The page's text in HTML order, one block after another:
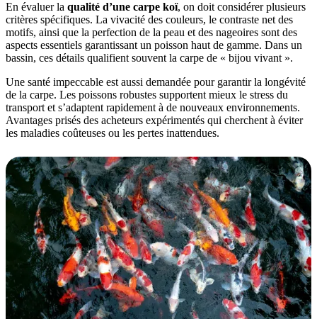
En évaluer la qualité d’une carpe koï, on doit considérer plusieurs
critères spécifiques. La vivacité des couleurs, le contraste net des
motifs, ainsi que la perfection de la peau et des nageoires sont des
aspects essentiels garantissant un poisson haut de gamme. Dans un
bassin, ces détails qualifient souvent la carpe de « bijou vivant ».
Une santé impeccable est aussi demandée pour garantir la longévité
de la carpe. Les poissons robustes supportent mieux le stress du
transport et s’adaptent rapidement à de nouveaux environnements.
Avantages prisés des acheteurs expérimentés qui cherchent à éviter
les maladies coûteuses ou les pertes inattendues.